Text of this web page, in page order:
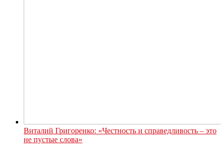
Виталий Григоренко: «Честность и справедливость – это
не пустые слова»